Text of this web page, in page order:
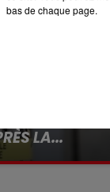
LA...
bas de chaque page.